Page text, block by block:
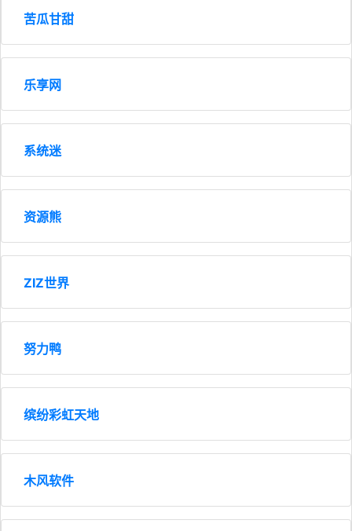
苦瓜甘甜
乐享网
系统迷
资源熊
ZIZ世界
努力鸭
缤纷彩虹天地
木风软件